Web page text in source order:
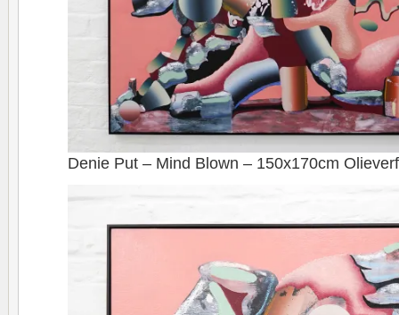
Denie Put – Mind Blown – 150x170cm